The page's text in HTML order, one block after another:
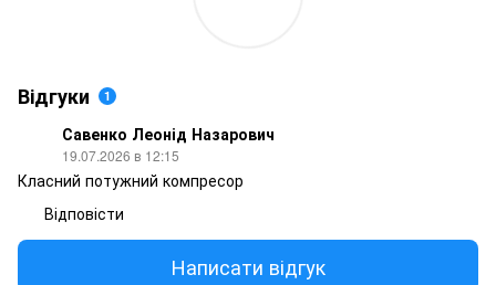
Відгуки 1
Савенко Леонід Назарович
19.07.2026 в 12:15
Класний потужний компресор
Відповісти
Написати відгук